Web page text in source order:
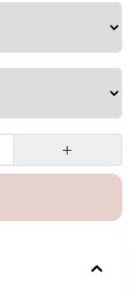
for oppvarming.
huden og stoffet
som det
spesielt for
+